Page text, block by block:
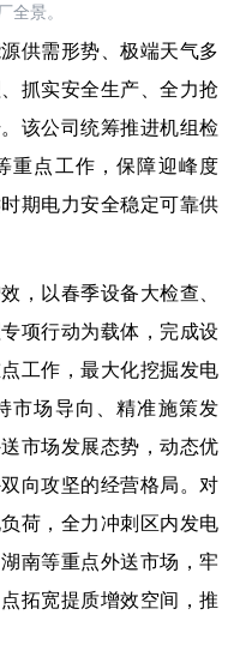
全景。
需形势、极端天气多
抓实安全生产、全力抢
该公司统筹推进机组检
重点工作，保障迎峰度
期电力安全稳定可靠供
以春季设备大检查、
项行动为载体，完成设
工作，最大化挖掘发电
市场导向、精准施策发
市场发展态势，动态优
向攻坚的经营格局。对
荷，全力冲刺区内发电
南等重点外送市场，牢
拓宽提质增效空间，推